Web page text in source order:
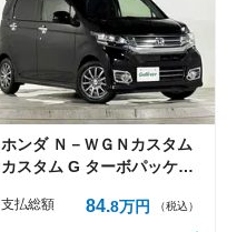
ホンダ Ｎ－ＷＧＮカスタム
カスタム G ターボパッケー
支払総額 84 8万円 （税込）